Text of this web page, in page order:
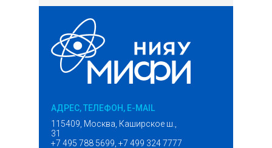
АДРЕС, ТЕЛЕФОН, E-MAIL
115409, Москва, Каширское ш.,
31
+7 495 788 5699, +7 499 324 7777